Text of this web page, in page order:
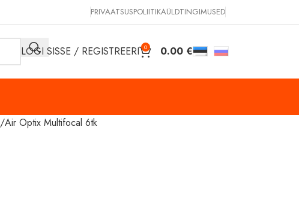
PRIVAATSUSPOLIITIKAÜLDTINGIMUSED
LOGI SISSE / REGISTREERI 0 0.00 €
Air Optix Multifocal 6tk